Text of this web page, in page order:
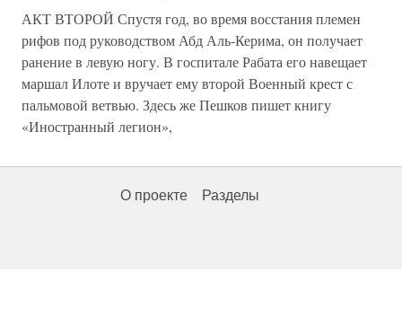
АКТ ВТОРОЙ Спустя год, во время восстания племен
рифов под руководством Абд Аль-Керима, он получает
ранение в левую ногу. В госпитале Рабата его навещает
маршал Илоте и вручает ему второй Военный крест с
пальмовой ветвью. Здесь же Пешков пишет книгу
«Иностранный легион»,
О проекте Разделы